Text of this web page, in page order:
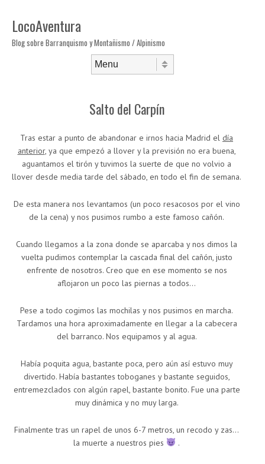
LocoAventura
Blog sobre Barranquismo y Montañismo / Alpinismo
Salto del Carpín
Tras estar a punto de abandonar e irnos hacia Madrid el día
anterior, ya que empezó a llover y la previsión no era buena,
aguantamos el tirón y tuvimos la suerte de que no volvio a
llover desde media tarde del sábado, en todo el fin de semana.
De esta manera nos levantamos (un poco resacosos por el vino
de la cena) y nos pusimos rumbo a este famoso cañón.
Cuando llegamos a la zona donde se aparcaba y nos dimos la
vuelta pudimos contemplar la cascada final del cañón, justo
enfrente de nosotros. Creo que en ese momento se nos
aflojaron un poco las piernas a todos…
Pese a todo cogimos las mochilas y nos pusimos en marcha.
Tardamos una hora aproximadamente en llegar a la cabecera
del barranco. Nos equipamos y al agua.
Había poquita agua, bastante poca, pero aún así estuvo muy
divertido. Había bastantes toboganes y bastante seguidos,
entremezclados con algún rapel, bastante bonito. Fue una parte
muy dinámica y no muy larga.
Finalmente tras un rapel de unos 6-7 metros, un recodo y zas…
la muerte a nuestros pies
.